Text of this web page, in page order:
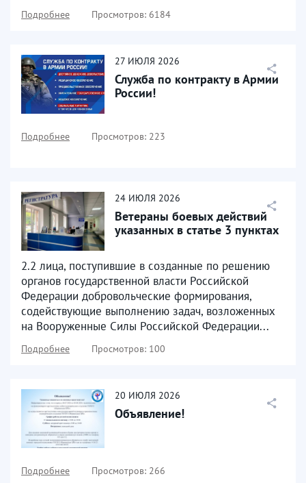
Подробнее Просмотров: 6184
27 ИЮЛЯ 2026
Служба по контракту в Армии
России!
Подробнее Просмотров: 223
24 ИЮЛЯ 2026
Ветераны боевых действий
указанных в статье 3 пунктах
2.2 лица, поступившие в созданные по решению
органов государственной власти Российской
Федерации добровольческие формирования,
содействующие выполнению задач, возложенных
на Вооруженные Силы Российской Федерации...
Подробнее Просмотров: 100
20 ИЮЛЯ 2026
Объявление!
Подробнее Просмотров: 266